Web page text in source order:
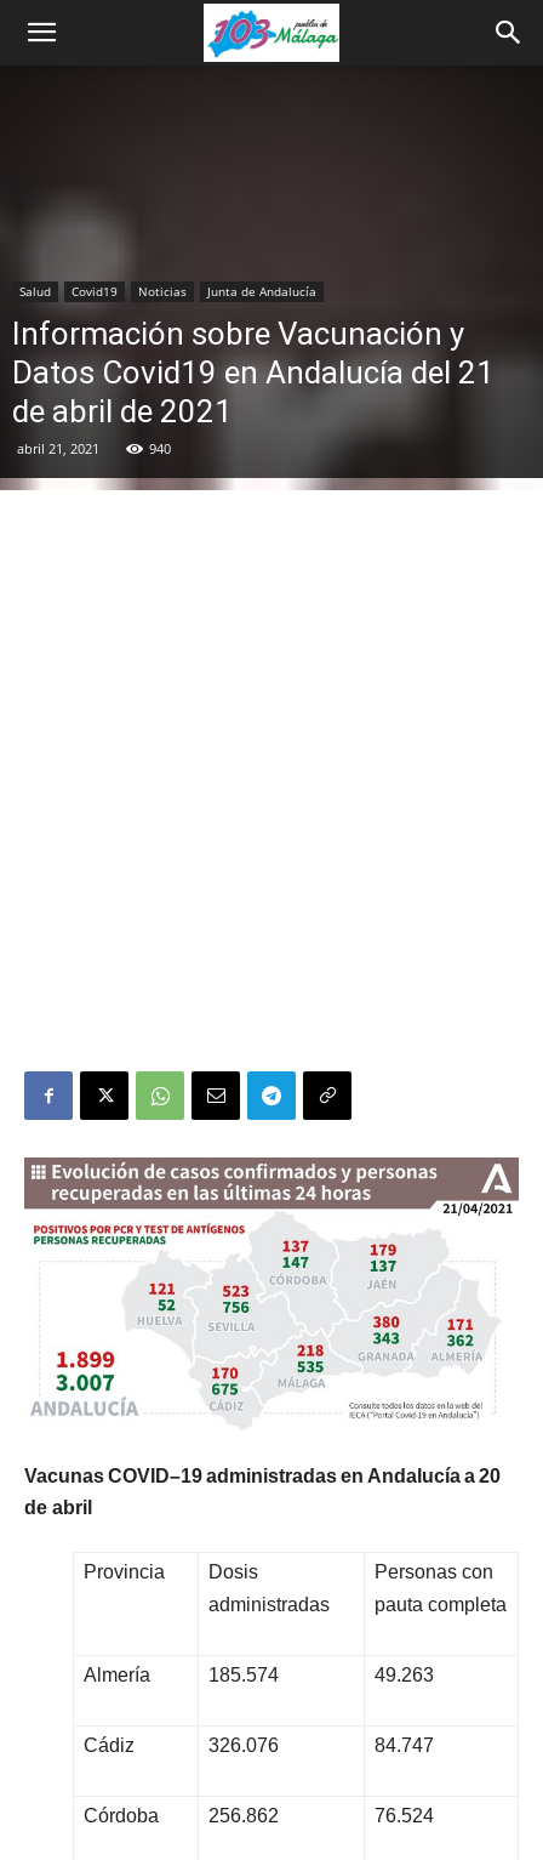
Salud Covid19 Noticias Junta de Andalucía
Información sobre Vacunación y
Datos Covid19 en Andalucía del 21
de abril de 2021
abril 21, 2021 940
VacunasCOV D–19ad ministradasen Anda ucíaa20
de abri
Provincia
Dosis
administradas
Personas con
pauta completa
Almería 185.574 49.263
Cádiz 326.076 84.747
Córdoba 256.862 76.524